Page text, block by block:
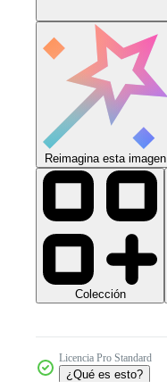
Reimagina esta imagen
Colección
Licencia Pro Standard
¿Qué es esto?